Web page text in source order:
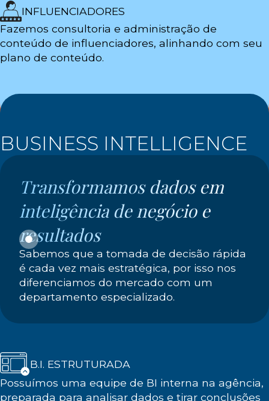
INFLUENCIADORES
Fazemos consultoria e administração de
conteúdo de influenciadores, alinhando com seu
plano de conteúdo.
BUSINESS INTELLIGENCE
Transformamos dados em
inteligência de negócio e
resultados
Sabemos que a tomada de decisão rápida
é cada vez mais estratégica, por isso nos
diferenciamos do mercado com um
departamento especializado.
B.I. ESTRUTURADA
Possuímos uma equipe de BI interna na agência,
preparada para analisar dados e tirar conclusões